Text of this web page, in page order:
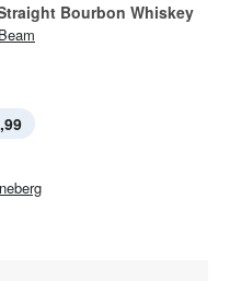
Bourbon Whiskey